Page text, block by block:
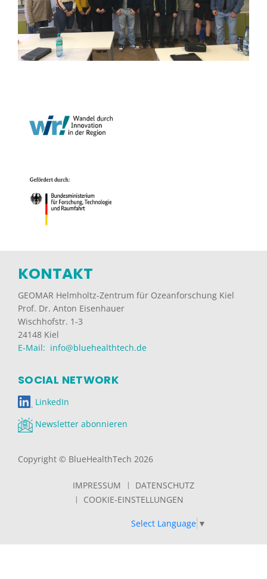
KONTAKT
GEOMAR Helmholtz-Zentrum für Ozeanforschung Kiel
Prof. Dr. Anton Eisenhauer
Wischhofstr. 1-3
24148 Kiel
E-Mail: info@bluehealthtech.de
SOCIAL NETWORK
LinkedIn
Newsletter abonnieren
Copyright © BlueHealthTech 2026
IMPRESSUM
DATENSCHUTZ
COOKIE-EINSTELLUNGEN
Select Language ▼